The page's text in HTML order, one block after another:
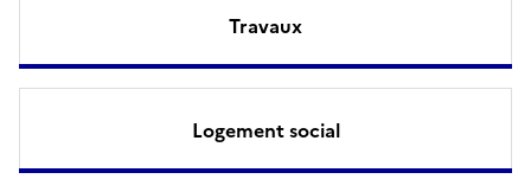
Travaux
Logement social